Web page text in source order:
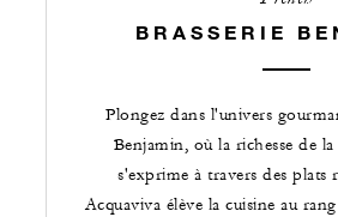
BRASSERIE
Plongez dans l'univers
Benjamin, où la richesse de
s'exprime à travers des plats
Acquaviva élève la cuisine au